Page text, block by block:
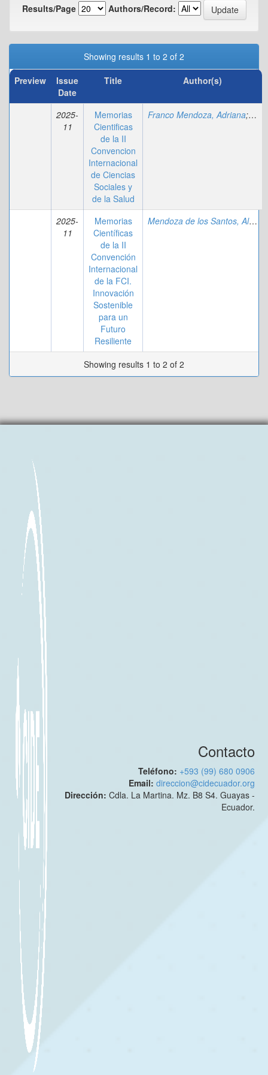
Results/Page
Authors/Record:
Showing results 1 to 2 of 2
Preview
Issue
Date
Title Author(s)
2025-
11
Memorias
Cientificas
de la II
Convencion
Internacional
de Ciencias
Sociales y
de la Salud
Franco Mendoza, Adriana;
2025-
11
Memorias
Científicas
de la II
Convención
Internacional
de la FCI.
Innovación
Sostenible
para un
Futuro
Resiliente
Mendoza de los Santos, Alberto Carlos
Showing results 1 to 2 of 2
Contacto
Teléfono: +593 (99) 680 0906
Email:direccion@cidecuador.org
Dirección:Cdla. La Martina. Mz. B8 S4. Guayas -
Ecuador.